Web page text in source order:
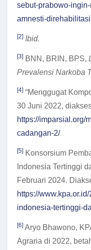
sebut-prabowo-
amnesti-direhabilitasi
[2] Ibid.
[3] BNN, BRIN, BPS,
Prevalensi Narkoba
[4] “Menggugat
30 Juni 2022,
https://imparsial.org/
cadangan-2/
[5] Konsorsium
Indonesia Tertinggi
Februari 2024.
https://
indonesia-tertinggi-
[6] Aryo Bhawono,
Agraria di 2022,